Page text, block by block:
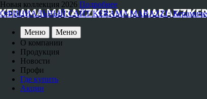
Новая коллекция 2026 Подробнее
ОФИЦИАЛЬНЫЙ САЙТ KERAMA MARAZZI |
Меню
Меню
О компании
Продукция
Новости
Профи
Где купить
Акции